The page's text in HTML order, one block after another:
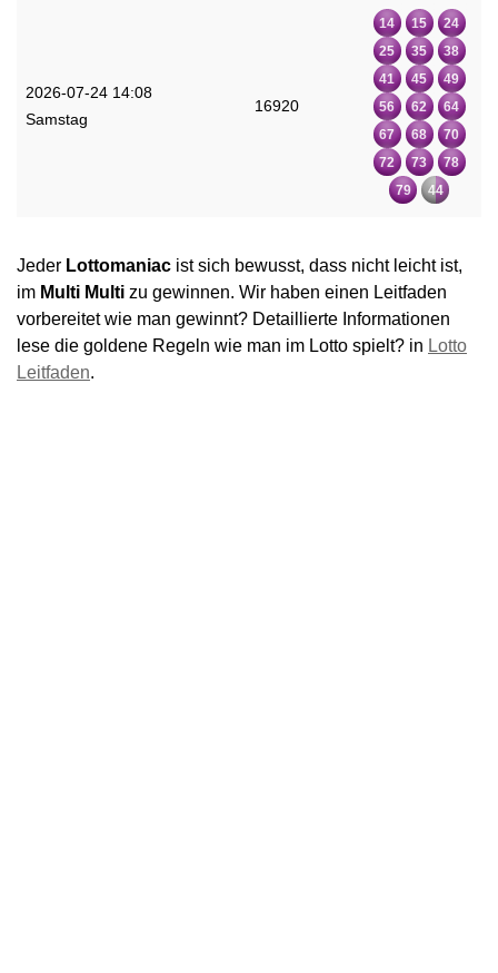
2026-07-24 14:08
Samstag
16920
14 15
24
25
35
38
41
45
49
56
62
64
67
68
70
72
73
78
79
44
Jeder Lottomaniac ist sich bewusst, dass nicht leicht ist,
im Multi Multi zu gewinnen. Wir haben einen Leitfaden
vorbereitet wie man gewinnt? Detaillierte Informationen
lese die goldene Regeln wie man im Lotto spielt? in Lotto
Leitfaden.